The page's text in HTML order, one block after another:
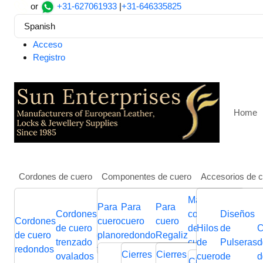
or +31-627061933 |+31-646335825
Spanish
Acceso
Registro
Home
Cordones de cuero
Cordones
de cuero
redondos
Cordones
de cuero
trenzado
ovalados
Cuerdas
de cuero
trenzado
cuero
plano
Cuerdas
cuero
nappa
Flat
Componentes de cuero
Para
cuero
plano
Para
cuero
redondo
Cierres
Cierres
Conectores
Para
cuero
Regaliz
Cierres
Cierre
Más
componentes
de joyería de
cuero
Accesorios de
Hilos
de
cuero
Diseños
de
Pulseras
de
Hogar Componentes de cuero Para cuero redondo
Stainless steel end cap: